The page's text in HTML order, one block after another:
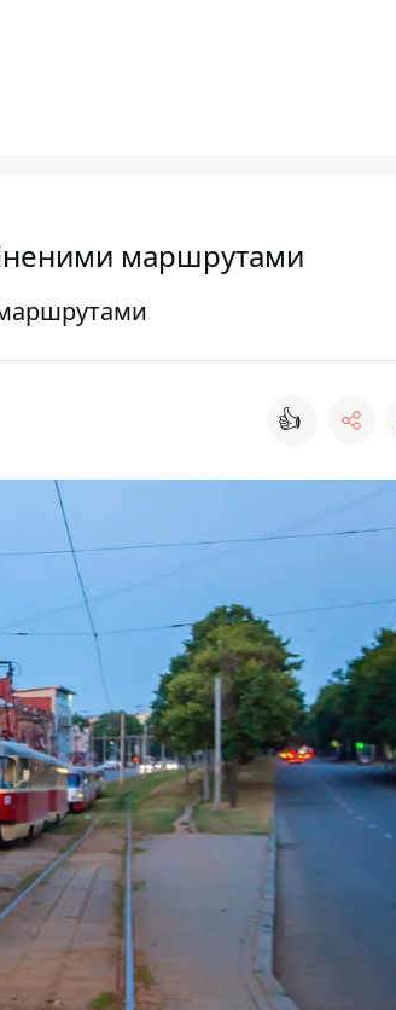
маршрутами
👍